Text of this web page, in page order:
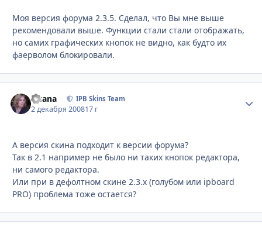
Моя версия форума 2.3.5. Сделал, что Вы мне выше
рекомендовали выше. Функции стали стали отображать,
но самих графических кнопок не видно, как будто их
фаерволом блокировали.
Fisana IPB Skins Team
2 декабря 200817 г
А версия скина подходит к версии форума?
Так в 2.1 например не было ни таких кнопок редактора,
ни самого редактора.
Или при в дефолтном скине 2.3.x (голубом или ipboard
PRO) проблема тоже остается?